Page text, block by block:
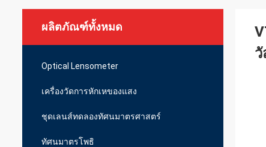
ผลิตภัณฑ์ทั้งหมด
Optical Lensometer
เครื่องวัดการหักเหของแสง
ชุดเลนส์ทดลองทัศนมาตรศาสตร์
ทัศนมาตรโพธิ